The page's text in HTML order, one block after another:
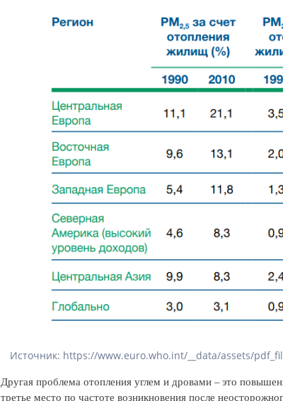
Источник: https://www.euro.who.int/__data/assets/
Другая проблема отопления углем и дровами – это
третье место по частоте возникновения после